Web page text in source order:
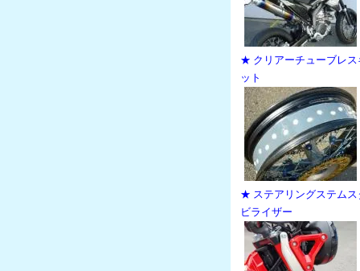
★ クリアーチューブレス
ット
★ ステアリングステムス
ビライザー